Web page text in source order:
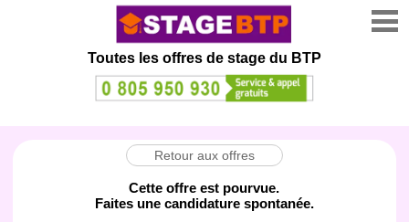
Toutes les offres de stage du BTP
Retour aux offres
Cette offre est pourvue.
Faites une candidature spontanée.